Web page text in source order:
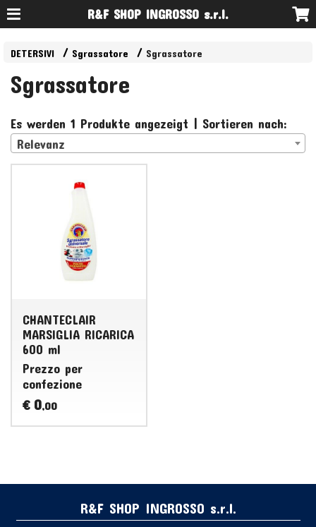
R&F SHOP INGROSSO s.r.l.
DETERSIVI Sgrassatore Sgrassatore
Sgrassatore
Es werden 1 Produkte angezeigt | Sortieren nach:
Relevanz
CHANTECLAIR
MARSIGLIA RICARICA
600 ml
Prezzo per
confezione
€ 0,00
R&F SHOP INGROSSO s.r.l.